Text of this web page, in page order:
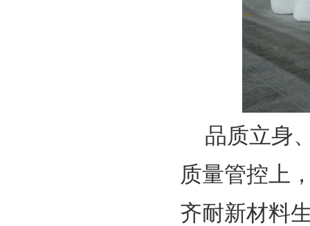
品质立身
质量管控上
齐耐新材料